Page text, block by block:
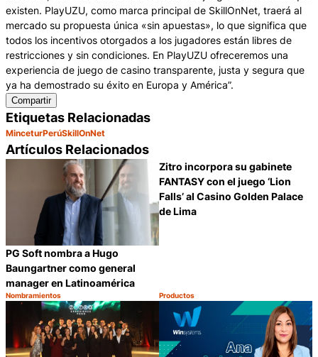
existen. PlayUZU, como marca principal de SkillOnNet, traerá al
mercado su propuesta única «sin apuestas», lo que significa que
todos los incentivos otorgados a los jugadores están libres de
restricciones y sin condiciones. En PlayUZU ofreceremos una
experiencia de juego de casino transparente, justa y segura que
ya ha demostrado su éxito en Europa y América”.
Compartir
Etiquetas Relacionadas
MinceturPerúSkillOnNet
Artículos Relacionados
PG Soft nombra a Hugo
Baungartner como general
manager en Latinoamérica
Categoría:
Nombramientos
Compartir
Zitro incorpora su gabinete
FANTASY con el juego ‘Lion
Falls’ al Casino Golden Palace
de Lima
Categoría:
Productos